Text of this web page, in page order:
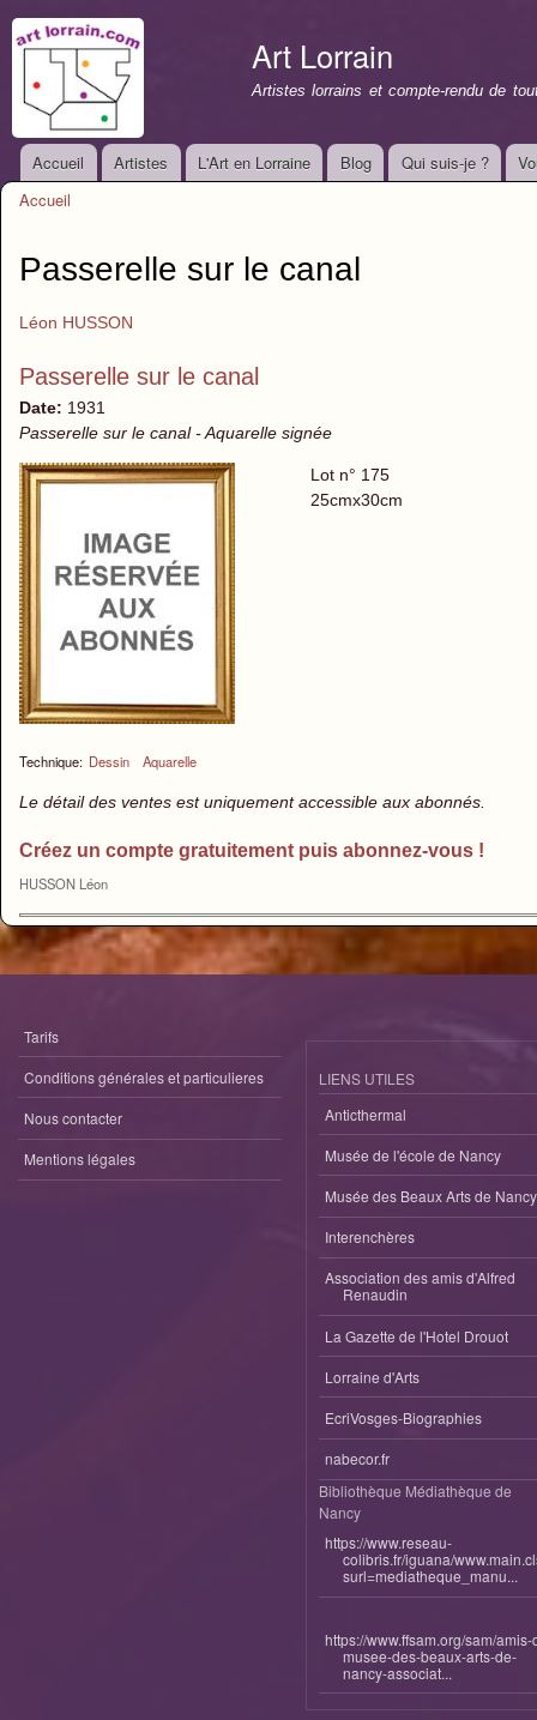
Art Lorrain
Artistes lorrains et compte-rendu de
Menu principal
Accueil Artistes L'Art en Lorraine Blog Qui suis-je ?
Accueil
Passerelle sur le canal
Léon HUSSON
Passerelle sur le canal
Date: 1931
Passerelle sur le canal - Aquarelle signée
Technique: Dessin Aquarelle
Lot n° 175
25cmx30cm
Le détail des ventes est uniquement accessible aux abonnés.
Créez un compte gratuitement puis abonnez-vous !
HUSSON Léon
Tarifs
Conditions générales et particulieres
Nous contacter
Mentions légales
LIENS UTILES
Anticthermal
Musée de l'école de Nancy
Musée des Beaux Arts de Nancy
Interenchères
Association des amis d'Alfred
Renaudin
La Gazette de l'Hotel Drouot
Lorraine d'Arts
EcriVosges-Biographies
nabecor.fr
Bibliothèque Médiathèque de
Nancy
https://www.reseau-
colibris.fr/iguana/
surl=mediatheque_manu...
https://www.ffsam.org/sam/amis-
musee-des-beaux-arts-de-
nancy-associat...